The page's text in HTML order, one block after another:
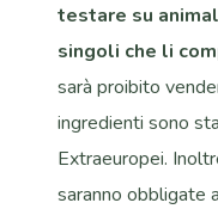
testare su
singoli che li
sarà proibito
ingredienti sono
Extraeuropei.
saranno obbligate